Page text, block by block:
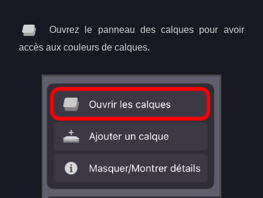
Ouvrez le panneau des calques pour avoir
accès aux couleurs de calques.